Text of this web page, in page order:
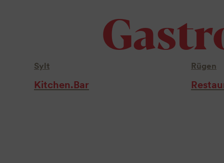
Sylt
Kitchen.Bar
Rügen